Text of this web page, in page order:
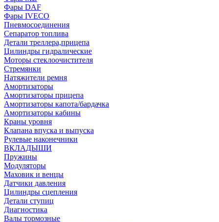
Фары DAF
Фары IVECO
Пневмосоединения
Сепаратор топлива
Детали треллера,прицепа
Цилиндры гидралические
Моторы стеклоочистителя
Стремянки
Натяжители ремня
Амортизаторы
Амортизаторы прицепа
Амортизаторы капота/бардачка
Амортизаторы кабины
Краны уровня
Клапана впуска и выпуска
Рулевые наконечники
ВКЛАДЫШИ
Пружины
Модуляторы
Маховик и венцы
Датчики давления
Цилиндры сцепления
Детали ступиц
Диагностика
Валы тормозные